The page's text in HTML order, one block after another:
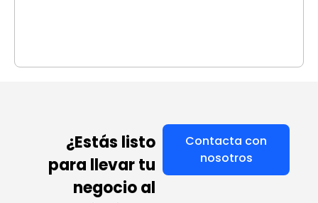
Contacta con
nosotros
¿Estás listo
para llevar tu
negocio al